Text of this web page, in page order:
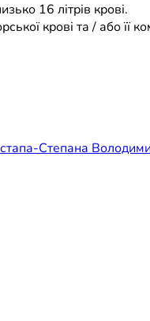
16 літрів крові.
крові та / або її
Остапа-Степана